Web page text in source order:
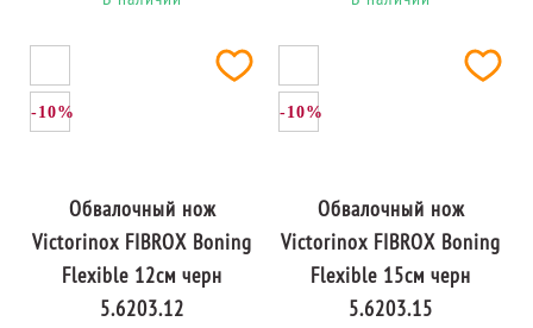
-10%
Обвалочный нож
Victorinox FIBROX Boning
Flexible 12см черн
5.6203.12
-10%
Обвалочный нож
Victorinox FIBROX Boning
Flexible 15см черн
5.6203.15